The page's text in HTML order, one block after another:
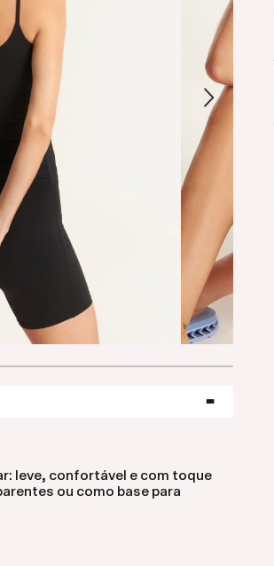
leve, confortável e com toque
ou como base para